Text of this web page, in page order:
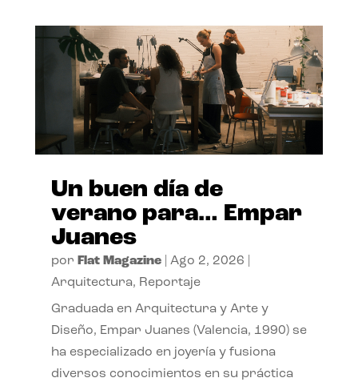
Un buen día de
verano para… Empar
Juanes
por Flat Magazine| Ago 2, 2026
Arquitectura, Reportaje
Graduada en Arquitectura y Arte y
Diseño, Empar Juanes (Valencia, 1990) se
ha especializado en joyería y fusiona
diversos conocimientos en su práctica